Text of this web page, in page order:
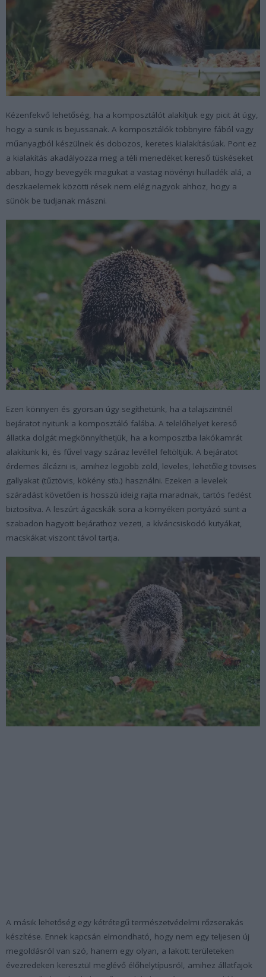
Kézenfekvő lehetőség, ha a komposztálót alakítjuk egy picit át úgy,
hogy a sünik is bejussanak. A komposztálók többnyire fából vagy
műanyagból készülnek és dobozos, keretes kialakításúak. Pont ez
a kialakítás akadályozza meg a téli menedéket kereső tüskéseket
abban, hogy bevegyék magukat a vastag növényi hulladék alá, a
deszkaelemek közötti rések nem elég nagyok ahhoz, hogy a
sünök be tudjanak mászni.
Ezen könnyen és gyorsan úgy segíthetünk, ha a talajszintnél
bejáratot nyitunk a komposztáló falába. A telelőhelyet kereső
állatka dolgát megkönnyíthetjük, ha a komposztba lakókamrát
alakítunk ki, és fűvel vagy száraz levéllel feltöltjük. A bejáratot
érdemes álcázni is, amihez legjobb zöld, leveles, lehetőleg tövises
gallyakat (tűztövis, kökény stb.) használni. Ezeken a levelek
száradást követően is hosszú ideig rajta maradnak, tartós fedést
biztosítva. A leszúrt ágacskák sora a környéken portyázó sünt a
szabadon hagyott bejárathoz vezeti, a kíváncsiskodó kutyákat,
macskákat viszont távol tartja.
A másik lehetőség egy kétrétegű természetvédelmi rőzserakás
készítése. Ennek kapcsán elmondható, hogy nem egy teljesen új
megoldásról van szó, hanem egy olyan, a lakott területeken
évezredeken keresztül meglévő élőhelytípusról, amihez állatfajok